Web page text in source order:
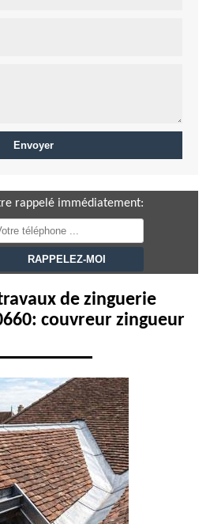
rappelé immédiatement:
de zinguerie
couvreur zingueur